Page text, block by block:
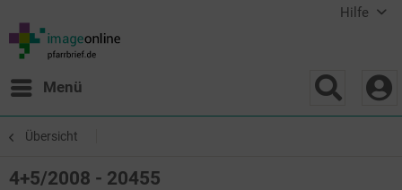
Hilfe
Menü
Übersicht
4+5/2008 - 20455